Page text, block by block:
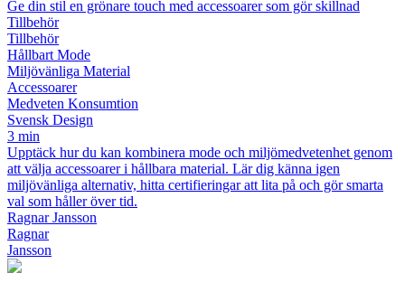
Ge din stil en grönare touch med accessoarer som gör skillnad
Tillbehör
Tillbehör
Hållbart Mode
Miljövänliga Material
Accessoarer
Medveten Konsumtion
Svensk Design
3 min
Upptäck hur du kan kombinera mode och miljömedvetenhet genom
att välja accessoarer i hållbara material. Lär dig känna igen
miljövänliga alternativ, hitta certifieringar att lita på och gör smarta
val som håller över tid.
Ragnar Jansson
Ragnar
Jansson